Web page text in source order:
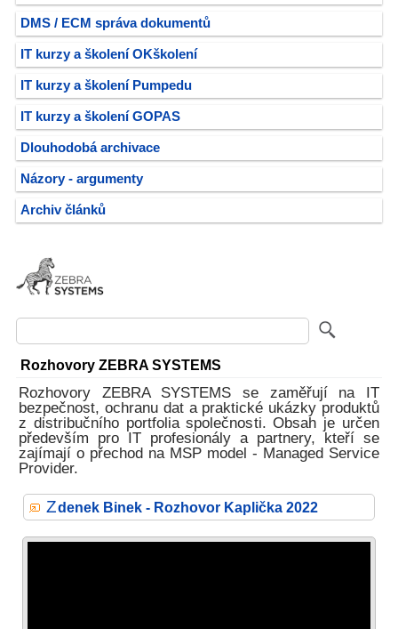
DMS / ECM správa dokumentů
IT kurzy a školení OKškolení
IT kurzy a školení Pumpedu
IT kurzy a školení GOPAS
Dlouhodobá archivace
Názory - argumenty
Archiv článků
Rozhovory ZEBRA SYSTEMS
Rozhovory ZEBRA SYSTEMS se zaměřují na IT
bezpečnost, ochranu dat a praktické ukázky produktů
z distribučního portfolia společnosti. Obsah je určen
především pro IT profesionály a partnery, kteří se
zajímají o přechod na MSP model - Managed Service
Provider.
Zdenek Binek - Rozhovor Kaplička 2022